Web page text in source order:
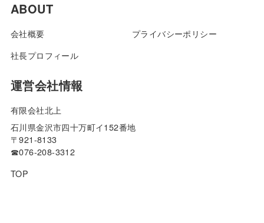
ABOUT
会社概要
社長プロフィール
プライバシーポリシー
運営会社情報
有限会社北上
石川県金沢市四十万町イ152番地
〒921-8133
☎076-208-3312
TOP